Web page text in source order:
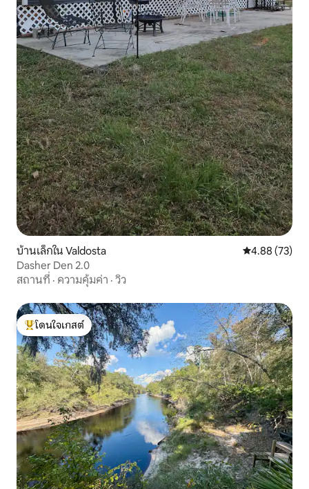
บ้านเล็กใน Valdosta คะแนนเฉลี่ย
4.88 (73)
Dasher Den 2.0
สถานที่ · ความคุ้มค่า · วิว
โดนใจเกสต์ที่สุด
โดนใจเกสต์